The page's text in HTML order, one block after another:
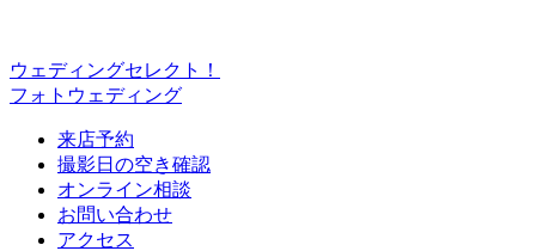
ウェディングセレクト！
フォトウェディング
来店予約
撮影日の空き確認
オンライン相談
お問い合わせ
アクセス